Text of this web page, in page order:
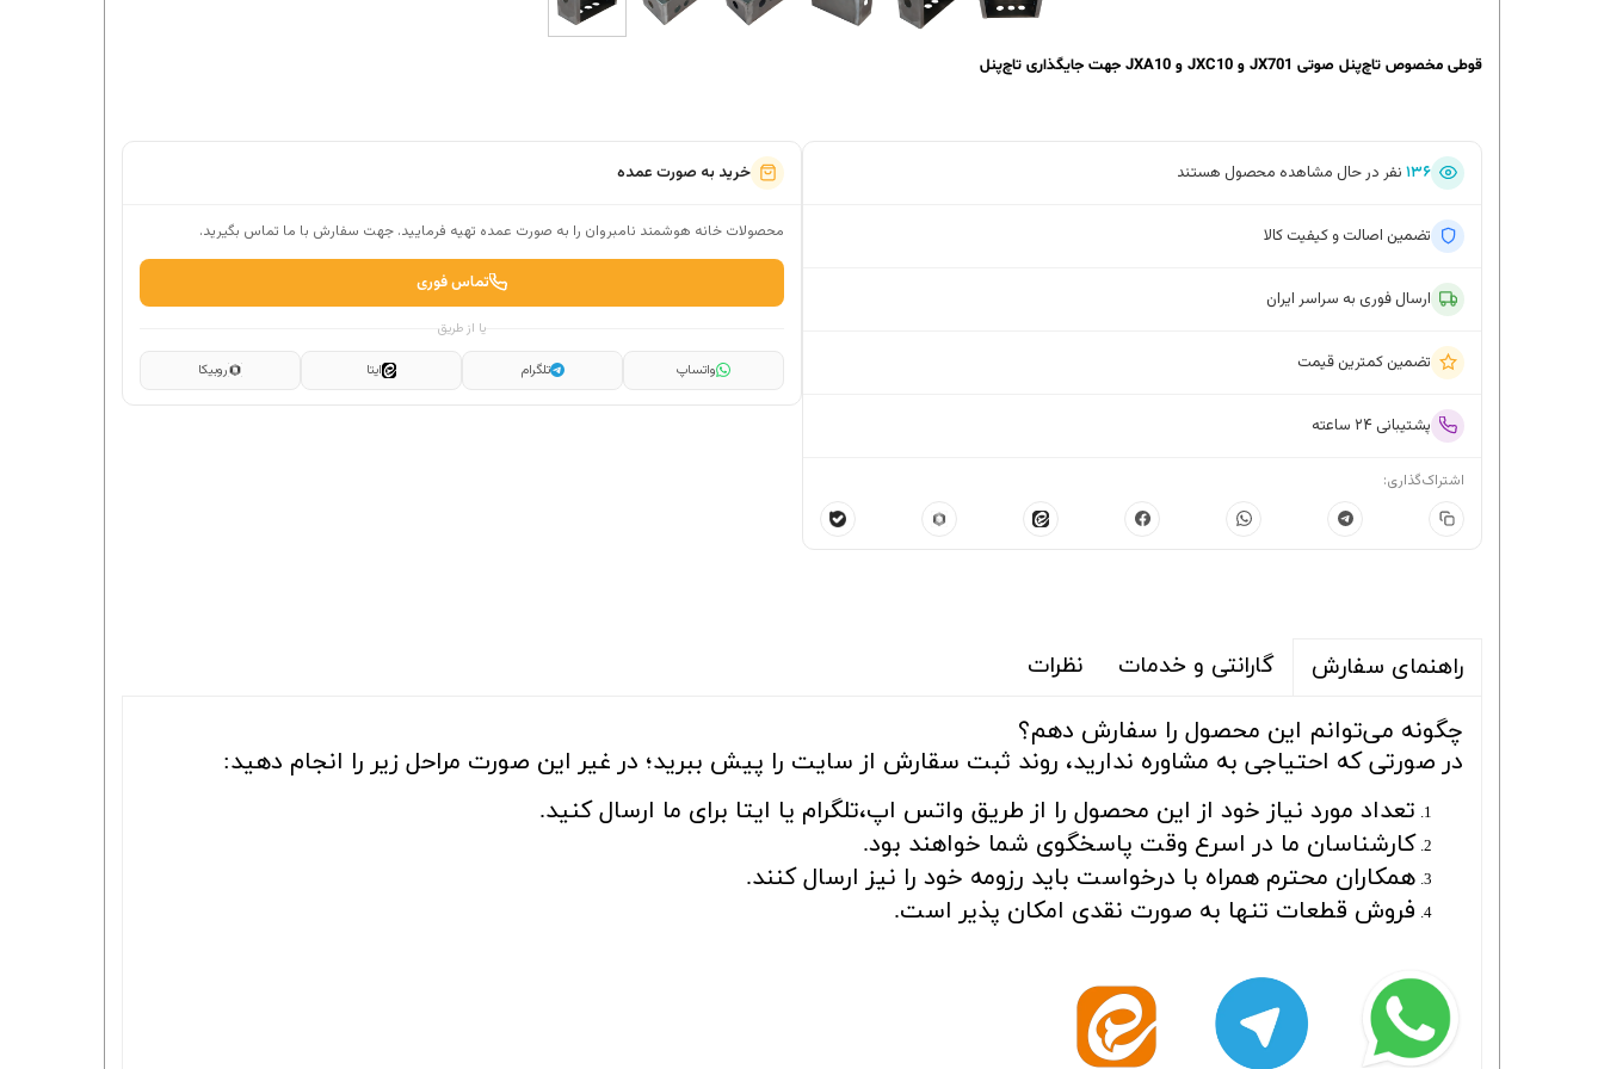
قوطی مخصوص تاچ‌پنل صوتی JX701 و JXC10 و JXA10 جهت جایگذاری تاچ‌پنل
۱۳۶ نفر در حال مشاهده محصول هستند
تضمین اصالت و کیفیت کالا
ارسال فوری به سراسر ایران
تضمین کمترین قیمت
پشتیبانی ۲۴ ساعته
اشتراک‌گذاری:
خرید به صورت عمده
محصولات خانه هوشمند نامبروان را به صورت عمده تهیه فرمایید. جهت سفارش با ما تماس بگیرید.
تماس فوری
یا از طریق
واتساپ تلگرام ایتا روبیکا
راهنمای سفارش گارانتی و خدمات نظرات
چگونه می‌توانم این محصول را سفارش دهم؟
در صورتی که احتیاجی به مشاوره ندارید، روند ثبت سقارش از سایت را پیش ببرید؛ در غیر این صورت مراحل زیر را انجام دهید:
تعداد مورد نیاز خود از این محصول را از طریق واتس اپ،تلگرام یا ایتا برای ما ارسال کنید.
کارشناسان ما در اسرع وقت پاسخگوی شما خواهند بود.
همکاران محترم همراه با درخواست باید رزومه خود را نیز ارسال کنند.
فروش قطعات تنها به صورت نقدی امکان پذیر است.